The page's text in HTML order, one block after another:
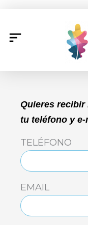
contenido
Quieres recibir
tu teléfono y e-
TELÉFONO
EMAIL